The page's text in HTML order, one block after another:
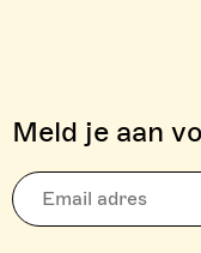
Meld je aan